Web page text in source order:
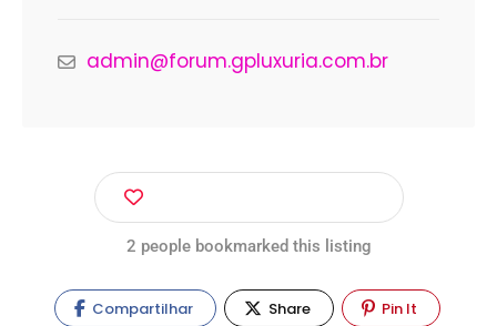
admin@forum.gpluxuria.com.br
2 people bookmarked this listing
Compartilhar Share Pin It